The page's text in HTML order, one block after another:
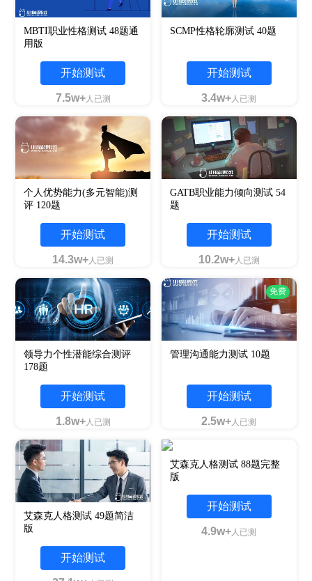
MBTI职业性格测试 48题通
用版
开始测试
7.5w+人已测
SCMP性格轮廓测试 40题
开始测试
3.4w+人已测
个人优势能力(多元智能)测
评 120题
开始测试
14.3w+人已测
GATB职业能力倾向测试 54
题
开始测试
10.2w+人已测
领导力个性潜能综合测评
178题
开始测试
1.8w+人已测
免费
管理沟通能力测试 10题
开始测试
2.5w+人已测
艾森克人格测试 49题简洁
版
开始测试
艾森克人格测试 88题完整
版
开始测试
4.9w+人已测